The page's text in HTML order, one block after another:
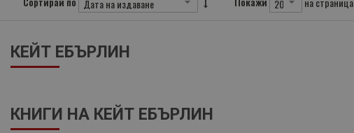
КЕЙТ ЕБЪРЛИН
КНИГИ НА КЕЙТ ЕБЪРЛИН